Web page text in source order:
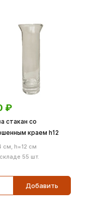
₽
стакан со
краем h12
см, h=12 см
55 шт.
Добавить